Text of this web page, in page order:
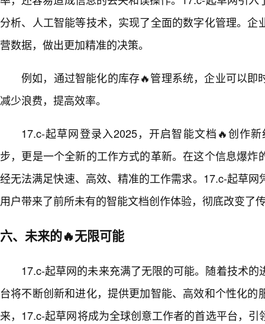
分析、人工智能等技术，实现了全面的数字化管理。企
营数据，做出更加精准的决策。
例如，通过智能化的库存🔥管理系统，企业可以即
减少浪费，提高效率。
17.c-起草网登录入2025，开启智能文档🔥创作
步，更是一个全新的工作方式的革新。在这个信息爆炸
经无法满足快速、高效、精准的工作需求。17.c-起草
用户带来了前所未有的智能文档创作体验，彻底改变了
六、未来的🔥无限可能
17.c-起草网的未来充满了无限的可能。随着技术
台将不断创新和进化，提供更加智能、高效和个性化的
来，17.c-起草网将成为全球创意工作者的首选平台，